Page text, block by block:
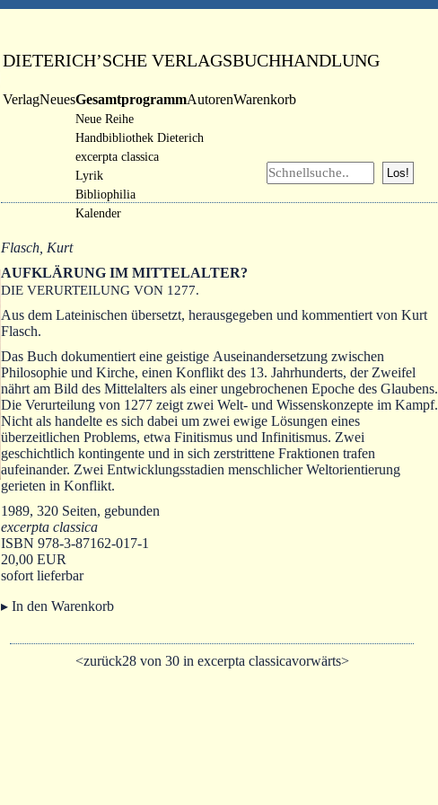
DIETERICH’SCHE VERLAGSBUCHHANDLUNG
VerlagNeuesGesamtprogramm
Neue Reihe
Handbibliothek Dieterich
excerpta classica
Lyrik
Bibliophilia
Kalender
AutorenWarenkorb
Flasch, Kurt
AUFKLÄRUNG IM MITTELALTER?
DIE VERURTEILUNG VON 1277.
Aus dem Lateinischen übersetzt, herausgegeben und kommentiert von Kurt
Flasch.
Das Buch dokumentiert eine geistige Auseinandersetzung zwischen
Philosophie und Kirche, einen Konflikt des 13. Jahrhunderts, der Zweifel
nährt am Bild des Mittelalters als einer ungebrochenen Epoche des Glaubens.
Die Verurteilung von 1277 zeigt zwei Welt- und Wissenskonzepte im Kampf.
Nicht als handelte es sich dabei um zwei ewige Lösungen eines
überzeitlichen Problems, etwa Finitismus und Infinitismus. Zwei
geschichtlich kontingente und in sich zerstrittene Fraktionen trafen
aufeinander. Zwei Entwicklungsstadien menschlicher Weltorientierung
gerieten in Konflikt.
1989, 320 Seiten, gebunden
excerpta classica
ISBN 978-3-87162-017-1
20,00 EUR
sofort lieferbar
▸ In den Warenkorb
<zurück28 von 30 in excerpta classicavorwärts>